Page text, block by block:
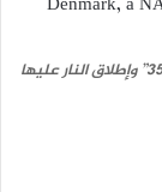
تتمكن أنظمة الدفاع الجوي الإيرانية من رصد طائرة “إف-35” وإطلاق النار عليها